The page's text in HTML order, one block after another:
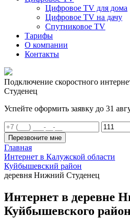
Цифровое TV для дома
Цифровое TV на дачу
Спутниковое TV
Тарифы
О компании
Контакты
Подключение скоростного
Студенец
Успейте оформить заявку до 31
Перезвоните мне
Главная
Интернет в Калужской области
Куйбышевский район
деревня Нижний Студенец
Интернет в деревне
Куйбышевского